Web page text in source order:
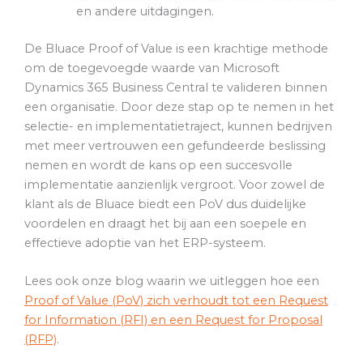
en andere uitdagingen.
De Bluace Proof of Value is een krachtige methode
om de toegevoegde waarde van Microsoft
Dynamics 365 Business Central te valideren binnen
een organisatie. Door deze stap op te nemen in het
selectie- en implementatietraject, kunnen bedrijven
met meer vertrouwen een gefundeerde beslissing
nemen en wordt de kans op een succesvolle
implementatie aanzienlijk vergroot. Voor zowel de
klant als de Bluace biedt een PoV dus duidelijke
voordelen en draagt het bij aan een soepele en
effectieve adoptie van het ERP-systeem.
Lees ook onze blog waarin we uitleggen hoe een
Proof of Value (PoV) zich verhoudt tot een Request
for Information (RFI) en een Request for Proposal
(RFP).